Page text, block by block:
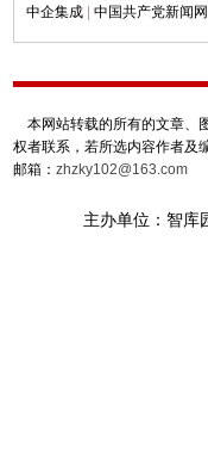
中企集成 中国共产党新闻网
本网站转载的所有的文章、
权者联系，若所选内容作者及
邮箱： zhzky102@163.com
主办单位：智